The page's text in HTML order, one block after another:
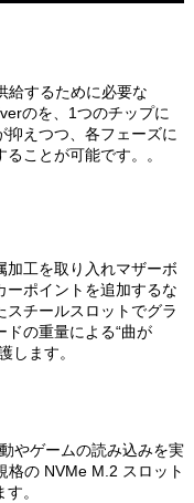
給するために必要な
のを、1つのチップに
抑えつつ、各フェーズに
ことが可能です。。
加工を取り入れマザーボ
ーポイントを追加するな
スチールスロットでグラ
ドの重量による“曲が
します。
やゲームの読み込みを実
格の NVMe M.2 スロット
。